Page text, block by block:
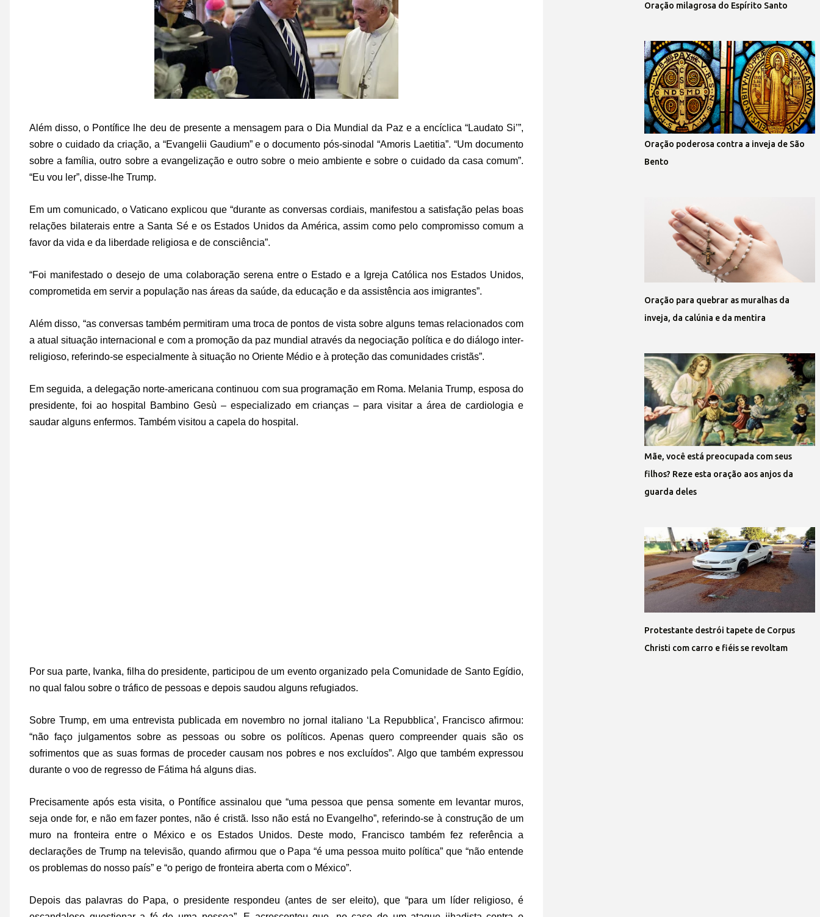
Além disso, o Pontífice lhe deu de presente a mensagem para o Dia Mundial da Paz e a encíclica “Laudato Si’”,
sobre o cuidado da criação, a “Evangelii Gaudium” e o documento pós-sinodal “Amoris Laetitia”. “Um documento
sobre a família, outro sobre a evangelização e outro sobre o meio ambiente e sobre o cuidado da casa comum”.
“Eu vou ler”, disse-lhe Trump.
Em um comunicado, o Vaticano explicou que “durante as conversas cordiais, manifestou a satisfação pelas boas
relações bilaterais entre a Santa Sé e os Estados Unidos da América, assim como pelo compromisso comum a
favor da vida e da liberdade religiosa e de consciência”.
“Foi manifestado o desejo de uma colaboração serena entre o Estado e a Igreja Católica nos Estados Unidos,
comprometida em servir a população nas áreas da saúde, da educação e da assistência aos imigrantes”.
Além disso, “as conversas também permitiram uma troca de pontos de vista sobre alguns temas relacionados com
a atual situação internacional e com a promoção da paz mundial através da negociação política e do diálogo inter-
religioso, referindo-se especialmente à situação no Oriente Médio e à proteção das comunidades cristãs”.
Em seguida, a delegação norte-americana continuou com sua programação em Roma. Melania Trump, esposa do
presidente, foi ao hospital Bambino Gesù – especializado em crianças – para visitar a área de cardiologia e
saudar alguns enfermos. Também visitou a capela do hospital.
Por sua parte, Ivanka, filha do presidente, participou de um evento organizado pela Comunidade de Santo Egídio,
no qual falou sobre o tráfico de pessoas e depois saudou alguns refugiados.
Sobre Trump, em uma entrevista publicada em novembro no jornal italiano ‘La Repubblica’, Francisco afirmou:
“não faço julgamentos sobre as pessoas ou sobre os políticos. Apenas quero compreender quais são os
sofrimentos que as suas formas de proceder causam nos pobres e nos excluídos”. Algo que também expressou
durante o voo de regresso de Fátima há alguns dias.
Precisamente após esta visita, o Pontífice assinalou que “uma pessoa que pensa somente em levantar muros,
seja onde for, e não em fazer pontes, não é cristã. Isso não está no Evangelho”, referindo-se à construção de um
muro na fronteira entre o México e os Estados Unidos. Deste modo, Francisco também fez referência a
declarações de Trump na televisão, quando afirmou que o Papa “é uma pessoa muito política” que “não entende
os problemas do nosso país” e “o perigo de fronteira aberta com o México”.
Depois das palavras do Papa, o presidente respondeu (antes de ser eleito), que “para um líder religioso, é
Oração milagrosa do Espírito Santo
Oração poderosa contra a inveja de São
Bento
Oração para quebrar as muralhas da
inveja, da calúnia e da mentira
Mãe, você está preocupada com seus
filhos? Reze esta oração aos anjos da
guarda deles
Protestante destrói tapete de Corpus
Christi com carro e fiéis se revoltam